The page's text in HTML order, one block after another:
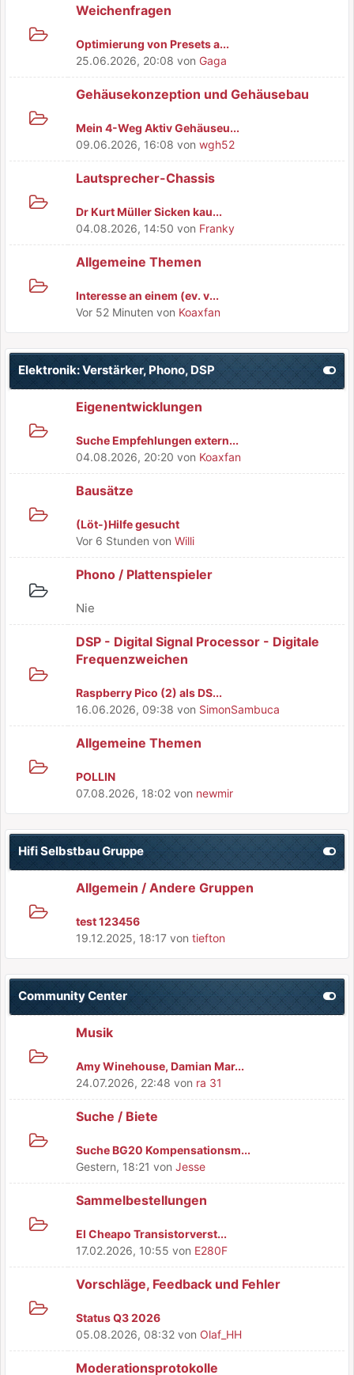
Weichenfragen
Optimierung von Presets a...
25.06.2026, 20:08 von Gaga
Gehäusekonzeption und Gehäusebau
Mein 4-Weg Aktiv Gehäuseu...
09.06.2026, 16:08 von wgh52
Lautsprecher-Chassis
Dr Kurt Müller Sicken kau...
04.08.2026, 14:50 von Franky
Allgemeine Themen
Interesse an einem (ev. v...
Vor 52 Minuten von Koaxfan
Elektronik: Verstärker, Phono, DSP
Eigenentwicklungen
Suche Empfehlungen extern...
04.08.2026, 20:20 von Koaxfan
Bausätze
(Löt-)Hilfe gesucht
Vor 6 Stunden von Willi
Phono / Plattenspieler
Nie
DSP - Digital Signal Processor - Digitale
Frequenzweichen
Raspberry Pico (2) als DS...
16.06.2026, 09:38 von SimonSambuca
Allgemeine Themen
POLLIN
07.08.2026, 18:02 von newmir
Hifi Selbstbau Gruppe
Allgemein / Andere Gruppen
test 123456
19.12.2025, 18:17 von tiefton
Community Center
Musik
Amy Winehouse, Damian Mar...
24.07.2026, 22:48 von ra 31
Suche / Biete
Suche BG20 Kompensationsm...
Gestern, 18:21 von Jesse
Sammelbestellungen
El Cheapo Transistorverst...
17.02.2026, 10:55 von E280F
Vorschläge, Feedback und Fehler
Status Q3 2026
05.08.2026, 08:32 von Olaf_HH
Moderationsprotokolle